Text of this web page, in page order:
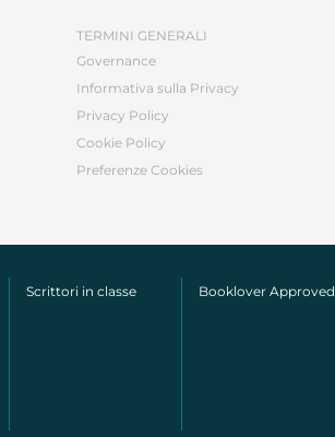
TERMINI GENERALI
Governance
Informativa sulla Privacy
Privacy Policy
Cookie Policy
Preferenze Cookies
Scrittori in classe Booklover Approved